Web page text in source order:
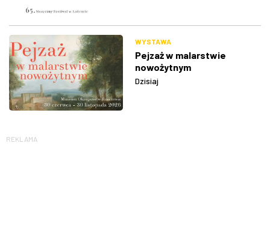
WYSTAWA
Pejzaż w malarstwie
nowożytnym
Dzisiaj
REKLAMA